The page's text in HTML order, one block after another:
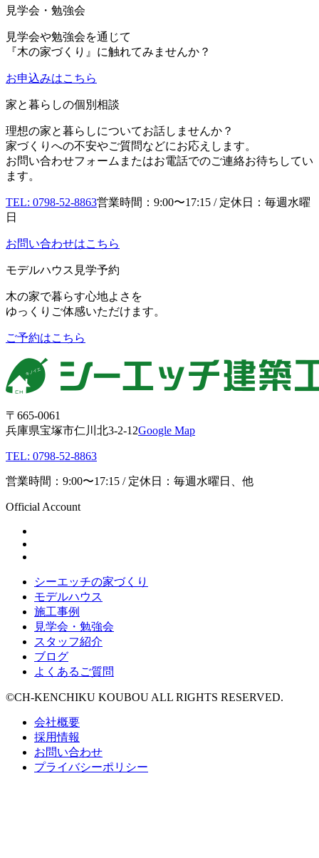
見学会・勉強会
見学会や勉強会を通じて
『木の家づくり』に触れてみませんか？
お申込みはこちら
家と暮らしの個別相談
理想の家と暮らしについてお話しませんか？
家づくりへの不安やご質問などにお応えします。
お問い合わせフォームまたはお電話でのご連絡お待ちしてい
ます。
TEL: 0798-52-8863営業時間：9:00〜17:15 / 定休日：毎週水曜
日
お問い合わせはこちら
モデルハウス見学予約
木の家で暮らす心地よさを
ゆっくりご体感いただけます。
ご予約はこちら
〒665-0061
兵庫県宝塚市仁川北3-2-12Google Map
TEL: 0798-52-8863
営業時間：9:00〜17:15 / 定休日：毎週水曜日、他
Official Account
シーエッチの家づくり
モデルハウス
施工事例
見学会・勉強会
スタッフ紹介
ブログ
よくあるご質問
©CH-KENCHIKU KOUBOU ALL RIGHTS RESERVED.
会社概要
採用情報
お問い合わせ
プライバシーポリシー